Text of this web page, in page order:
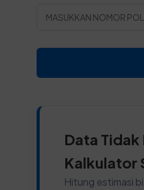
Data Tidak
Kalkulator
Hitung estimasi